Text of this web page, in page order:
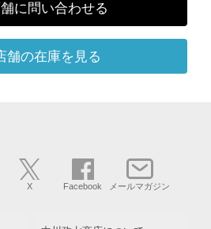
に問い合わせる
舗の在庫を見る
X Facebook メールマガジン